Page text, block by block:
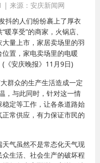
| 来源：安庆新闻网
抖的人们纷纷裹上了厚衣
享受”的商家，火锅店、
量上市，家居卖场里的羽
置，家电卖场里的电暖
《安庆晚报》11月9日)
群众的生产生活造成一定
，与此同时，针对这一情
定等工作，让各条道路始
常供应，有力保证市民的
气虽然不是常态化天气现
生活、社会生产的破坏程